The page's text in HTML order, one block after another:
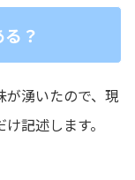
？
が湧いたので、現
記述します。